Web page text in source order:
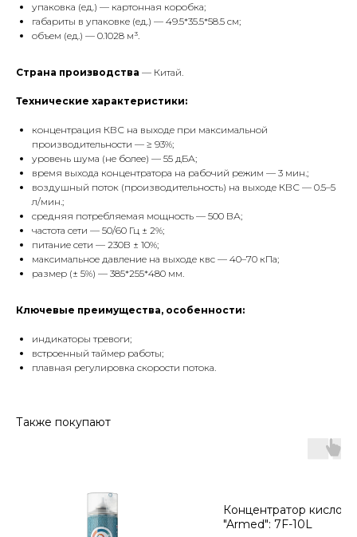
упаковка (ед.) — картонная коробка;
габариты в упаковке (ед.) — 49.5*35.5*58.5 см;
объем (ед.) — 0.1028 м³.
Страна производства — Китай.
Технические характеристики:
концентрация КВС на выходе при максимальной
производительности — ≥ 93%;
уровень шума (не более) — 55 дБА;
время выхода концентратора на рабочий режим — 3 мин.;
воздушный поток (производительность) на выходе КВС — 0.5–5
л/мин.;
средняя потребляемая мощность — 500 ВА;
частота сети — 50/60 Гц ± 2%;
питание сети — 230В ± 10%;
максимальное давление на выходе квс — 40–70 кПа;
размер (± 5%) — 385*255*480 мм.
Ключевые преимущества, особенности:
индикаторы тревоги;
встроенный таймер работы;
плавная регулировка скорости потока.
Также покупают
Концентратор
"Armed": 7F-10L